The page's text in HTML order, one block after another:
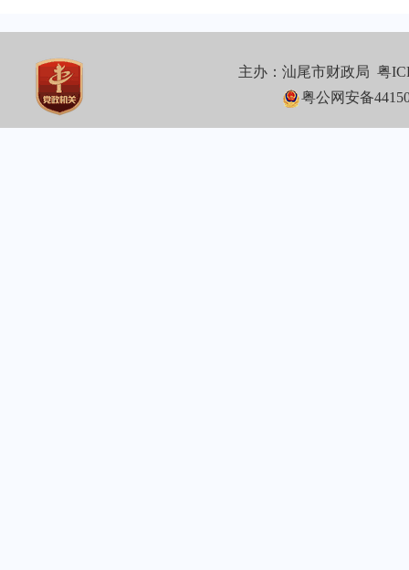
主办：汕尾市财政局粤
粤公网安备